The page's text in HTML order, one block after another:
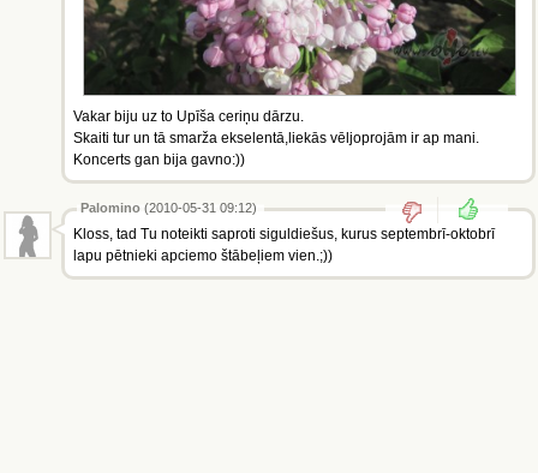
Vakar biju uz to Upīša ceriņu dārzu.
Skaiti tur un tā smarža ekselentā,liekās vēljoprojām ir ap mani.
Koncerts gan bija gavno:))
Palomino (2010-05-31 09:12)
Kloss, tad Tu noteikti saproti siguldiešus, kurus septembrī-oktobrī
lapu pētnieki apciemo štābeļiem vien.;))